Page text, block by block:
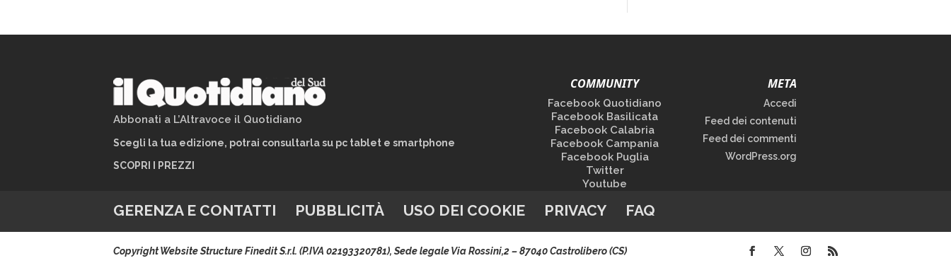
Abbonati a L’Altravoce il Quotidiano
Scegli la tua edizione, potrai consultarla su pc tablet e smartphone
SCOPRI I PREZZI
COMMUNITY
Facebook Quotidiano
Facebook Basilicata
Facebook Calabria
Facebook Campania
Facebook Puglia
Twitter
Youtube
META
Accedi
Feed dei contenuti
Feed dei commenti
WordPress.org
GERENZA E CONTATTI PUBBLICITÀ USO DEI COOKIE PRIVACY FAQ
Copyright Website Structure Finedit S.r.l. (P.IVA 02193320781), Sede legale Via Rossini,2 – 87040 Castrolibero (CS)